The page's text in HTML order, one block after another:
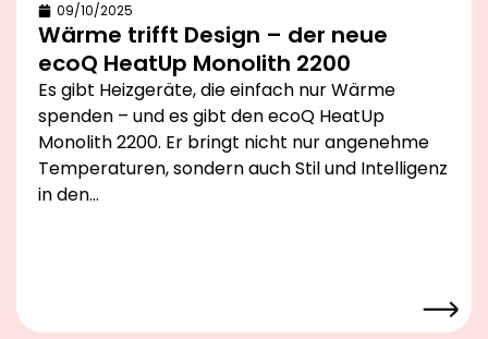
09/10/2025
Wärme trifft Design – der neue
ecoQ HeatUp Monolith 2200
Es gibt Heizgeräte, die einfach nur Wärme
spenden – und es gibt den ecoQ HeatUp
Monolith 2200. Er bringt nicht nur angenehme
Temperaturen, sondern auch Stil und Intelligenz
in den…